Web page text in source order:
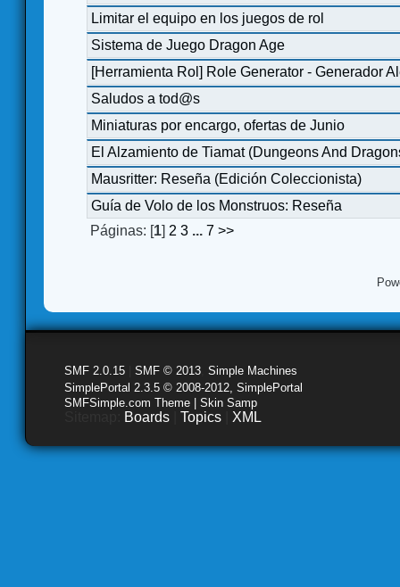
Limitar el equipo en los juegos de rol
Sistema de Juego Dragon Age
[Herramienta Rol] Role Generator - Generador
Saludos a tod@s
Miniaturas por encargo, ofertas de Junio
El Alzamiento de Tiamat (Dungeons And
Mausritter: Reseña (Edición Coleccionista)
Guía de Volo de los Monstruos: Reseña
Páginas: [1] 2 3 ... 7 >>
SMF 2.0.15 SMF © 2013 Simple Machines
SimplePortal 2.3.5 © 2008-2012, SimplePortal
SMFSimple.com Theme | Skin Samp
Boards Topics XML